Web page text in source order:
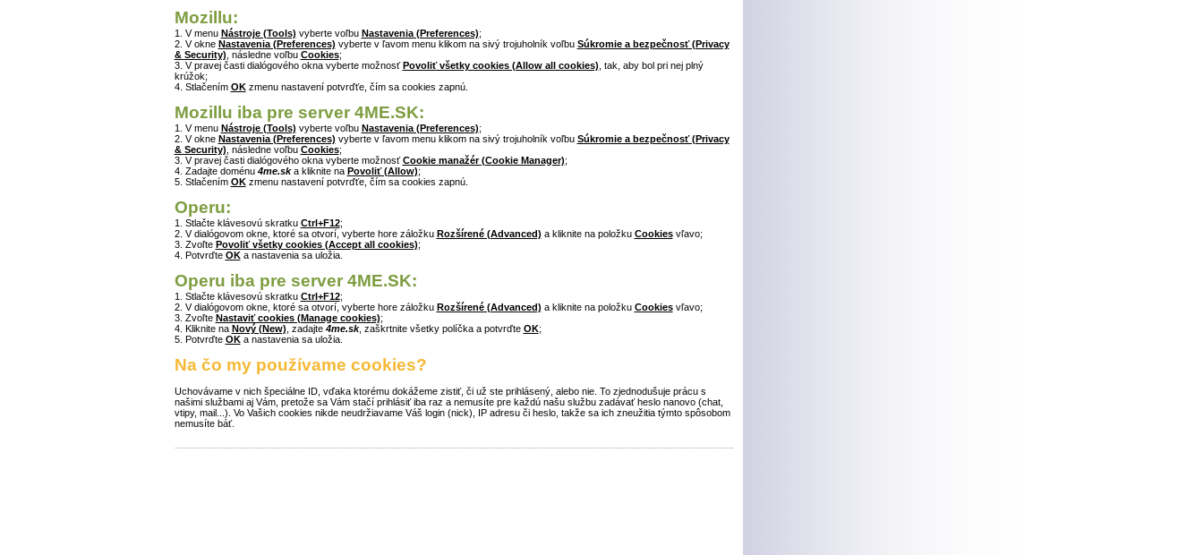
Mozillu:
1. V menu Nástroje (Tools) vyberte voľbu Nastavenia (Preferences);
2. V okne Nastavenia (Preferences) vyberte v ľavom menu klikom na sivý trojuholník voľbu Súkromie a bezpečnosť (Privacy
& Security) , následne voľbu Cookies;
3. V pravej časti dialógového okna vyberte možnosťPovoliť všetky cookies (Allow all cookies) , tak, aby bol pri nej plný
krúžok;
4. Stlačením OKzmenu nastavení potvrďťe, čím sa cookies zapnú.
Mozillu iba pre server 4ME.SK:
1. V menu Nástroje (Tools) vyberte voľbu Nastavenia (Preferences);
2. V okne Nastavenia (Preferences) vyberte v ľavom menu klikom na sivý trojuholník voľbu Súkromie a bezpečnosť (Privacy
& Security) , následne voľbu Cookies;
3. V pravej časti dialógového okna vyberte možnosťCookie manažér (Cookie Manager);
4. Zadajte doménu 4me.ska kliknite na Povoliť (Allow);
5. Stlačením OKzmenu nastavení potvrďťe, čím sa cookies zapnú.
Operu:
1. Stlačte klávesovú skratku Ctrl+F12;
2. V dialógovom okne, ktoré sa otvorí, vyberte hore záložku Rozšírené (Advanced) a kliknite na položku Cookiesvľavo;
3. Zvoľte Povoliť všetky cookies (Accept all cookies);
4. Potvrďte OKa nastavenia sa uložia.
Operu iba pre server 4ME.SK:
1. Stlačte klávesovú skratku Ctrl+F12;
2. V dialógovom okne, ktoré sa otvorí, vyberte hore záložku Rozšírené (Advanced) a kliknite na položku Cookiesvľavo;
3. Zvoľte Nastaviť cookies (Manage cookies);
4. Kliknite na Nový (New) , zadajte 4me.sk, zaškrtnite všetky políčka a potvrďte OK;
5. Potvrďte OKa nastavenia sa uložia.
Na čo my používame cookies?
Uchovávame v nich špeciálne ID, vďaka ktorému dokážeme zistiť, či už ste prihlásený, alebo nie. To zjednodušuje prácu s
našimi službami aj Vám, pretože sa Vám stačí prihlásiť iba raz a nemusíte pre každú našu službu zadávať heslo nanovo (chat,
vtipy, mail...). Vo Vašich cookies nikde neudržiavame Váš login (nick), IP adresu či heslo, takže sa ich zneužitia týmto spôsobom
nemusíte báť.